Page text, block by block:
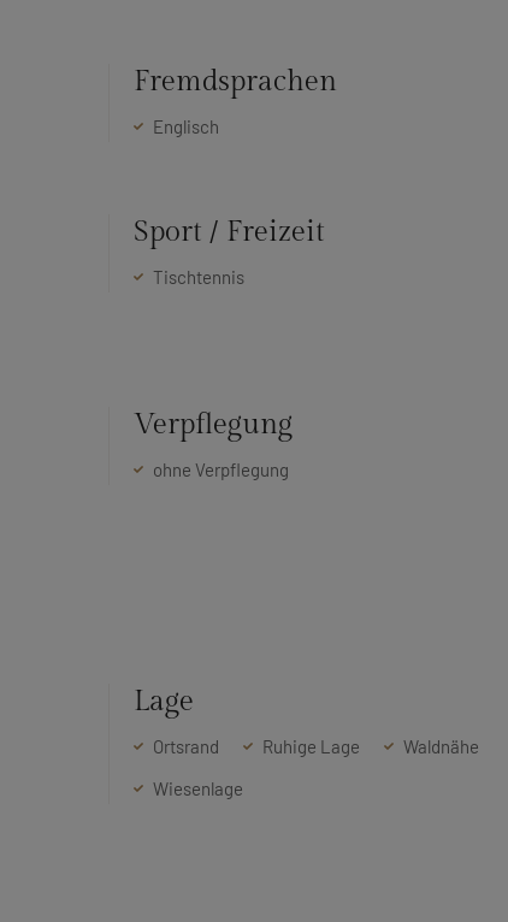
Fremdsprachen
Englisch
Sport / Freizeit
Tischtennis
Verpflegung
ohne Verpflegung
Lage
Ortsrand Ruhige Lage
Waldnähe
Wiesenlage